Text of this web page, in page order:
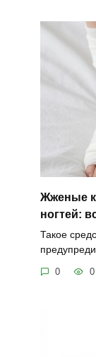
Жженые
ногтей:
Такое
0 0